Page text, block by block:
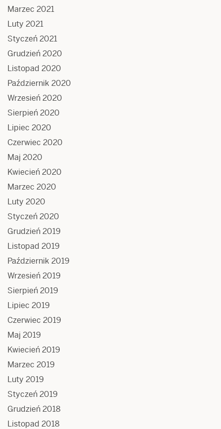
Marzec 2021
Luty 2021
Styczeń 2021
Grudzień 2020
Listopad 2020
Październik 2020
Wrzesień 2020
Sierpień 2020
Lipiec 2020
Czerwiec 2020
Maj 2020
Kwiecień 2020
Marzec 2020
Luty 2020
Styczeń 2020
Grudzień 2019
Listopad 2019
Październik 2019
Wrzesień 2019
Sierpień 2019
Lipiec 2019
Czerwiec 2019
Maj 2019
Kwiecień 2019
Marzec 2019
Luty 2019
Styczeń 2019
Grudzień 2018
Listopad 2018